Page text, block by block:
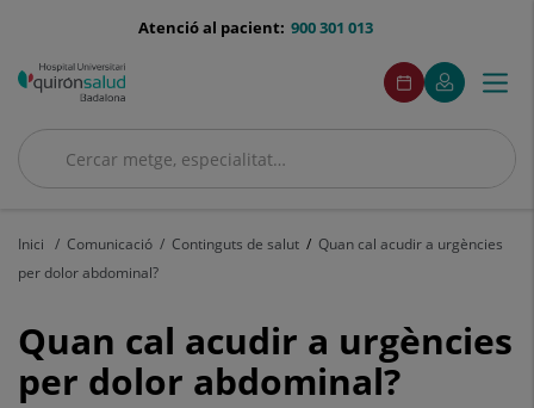
menu-
900 301 013
Atenció al pacient:
Cercar
Cercar
menuAcceso
Demaneu
cita
Aquest
enllaç
s'obrirà
una
El
meu
Aquest
enllaç
s'obrirà
una
finestra
Menú
Inici Comunicació Continguts de salut
Quan cal acudir a urgències
per dolor abdominal?
Quan
cal
Quan cal acudir a urgències
per dolor abdominal?